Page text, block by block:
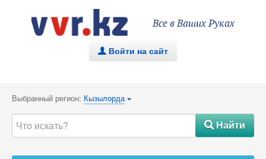
Все в Ваших Руках
. Войти на сайт
Выбранный регион: Кызылорда {
#Найти